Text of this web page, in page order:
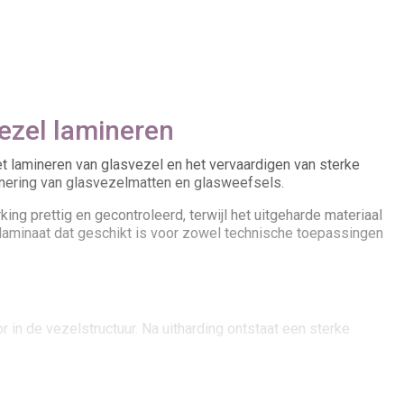
lamineren
van glasvezel en het vervaardigen van sterke
van glasvezelmatten en glasweefsels.
prettig en gecontroleerd, terwijl het uitgeharde materiaal
dat geschikt is voor zowel technische toepassingen
de vezelstructuur. Na uitharding ontstaat een sterke